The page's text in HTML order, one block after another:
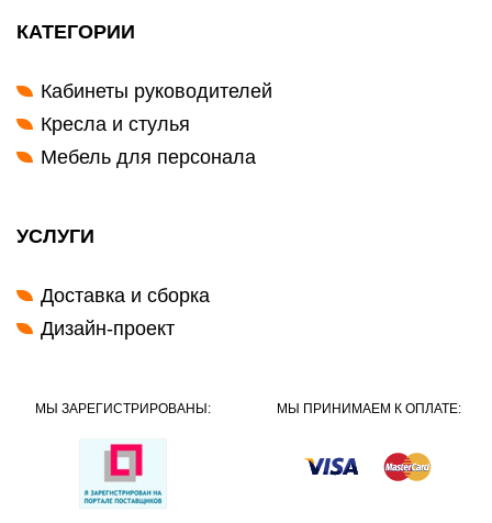
КАТЕГОРИИ
Кабинеты руководителей
Кресла и стулья
Мебель для персонала
УСЛУГИ
Доставка и сборка
Дизайн-проект
МЫ ЗАРЕГИСТРИРОВАНЫ: МЫ ПРИНИМАЕМ К ОПЛАТЕ: